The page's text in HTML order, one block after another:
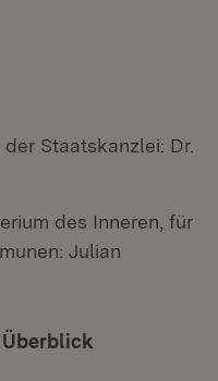
Staatskanzlei: Dr.
des Inneren, für
Julian
Überblick